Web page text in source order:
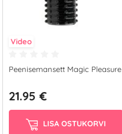
Video
Peenisemansett Magic Pleasure
21.95 €
LISA OSTUKORVI